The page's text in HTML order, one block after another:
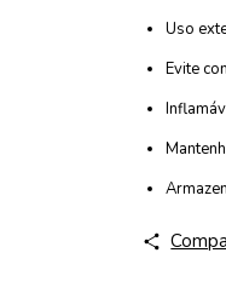
Uso
Evite